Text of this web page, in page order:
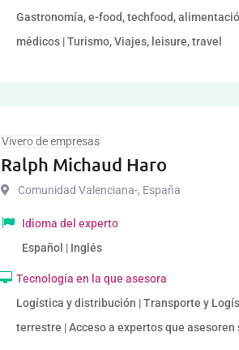
Gastronomía, e-food, techfood,
médicos | Turismo, Viajes, leisure, travel
Vivero de empresas
Ralph Michaud Haro
Comunidad Valenciana-, España
Idioma del experto
Español | Inglés
Tecnología en la que asesora
Logística y distribución | Transporte y
terrestre | Acceso a expertos que